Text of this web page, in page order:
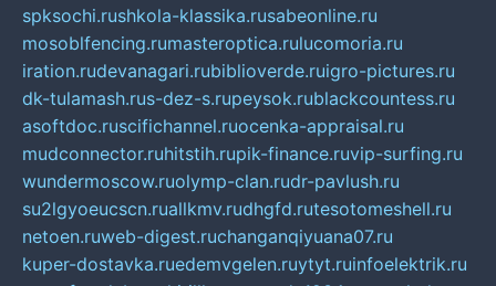
spksochi.rushkola-klassika.rusabeonline.ru
mosoblfencing.rumasteroptica.rulucomoria.ru
iration.rudevanagari.rubiblioverde.ruigro-pictures.ru
dk-tulamash.rus-dez-s.rupeysok.rublackcountess.ru
asoftdoc.ruscifichannel.ruocenka-appraisal.ru
mudconnector.ruhitstih.rupik-finance.ruvip-surfing.ru
wundermoscow.ruolymp-clan.rudr-pavlush.ru
su2lgyoeucscn.ruallkmv.rudhgfd.rutesotomeshell.ru
netoen.ruweb-digest.ruchanganqiyuana07.ru
kuper-dostavka.ruedemvgelen.ruytyt.ruinfoelektrik.ru